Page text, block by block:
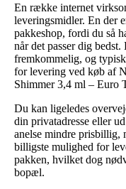
En række internet
leveringsmidler. En der
pakkeshop, fordi du så
når det passer dig
fremkommelig, og
for levering ved køb af
Shimmer 3,4 ml – Euro
Du kan ligeledes
din privatadresse eller
anelse mindre prisbillig,
billigste mulighed for
pakken, hvilket dog
bopæl.